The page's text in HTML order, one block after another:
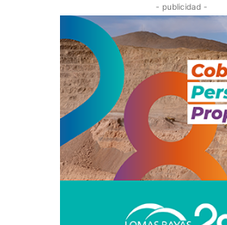
- publicidad -